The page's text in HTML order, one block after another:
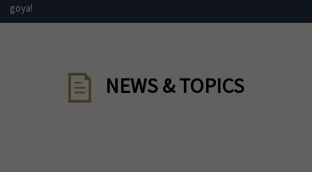
goya!
NEWS & TOPICS